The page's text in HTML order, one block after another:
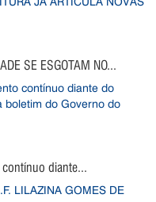
SE ESGOTAM NO...
diante...